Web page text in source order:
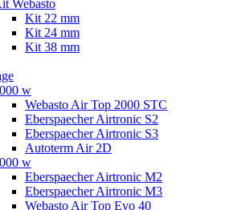
Webasto
Kit 22 mm
Kit 24 mm
Kit 38 mm
w
Webasto Air Top 2000 STC
Eberspaecher Airtronic S2
Eberspaecher Airtronic S3
Autoterm Air 2D
w
Eberspaecher Airtronic M2
Eberspaecher Airtronic M3
Webasto Air Top Evo 40